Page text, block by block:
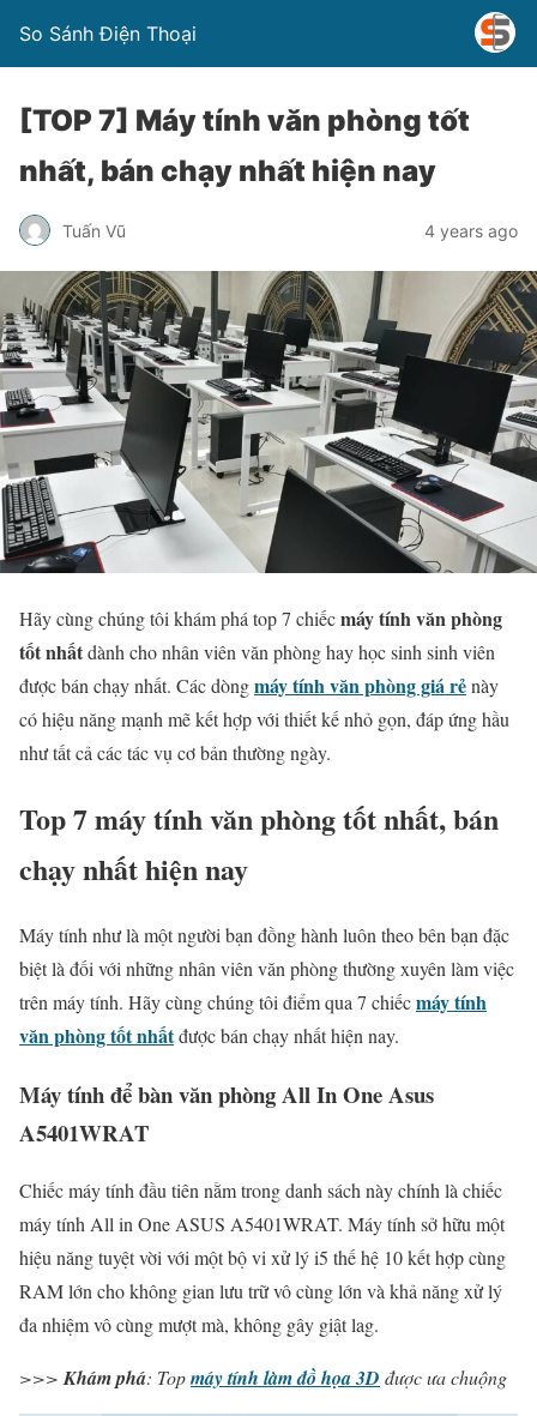
So Sánh Điện Thoại
[TOP 7] Máy tính văn phòng tốt
nhất, bán chạy nhất hiện nay
Tuấn Vũ 4 years ago
Hãy cùng chúng tôi khám phá top 7 chiếcmáy tính văn phòng
tốt nhấtdành cho nhân viên văn phòng hay học sinh sinh viên
được bán chạy nhất. Các dòngmáy tính văn phòng giá rẻnày
có hiệu năng mạnh mẽ kết hợp với thiết kế nhỏ gọn, đáp ứng hầu
như tất cả các tác vụ cơ bản thường ngày.
Top 7 máy tính văn phòng tốt nhất, bán
chạy nhất hiện nay
Máy tính như là một người bạn đồng hành luôn theo bên bạn đặc
biệt là đối với những nhân viên văn phòng thường xuyên làm việc
trên máy tính. Hãy cùng chúng tôi điểm qua 7 chiếcmáy tính
văn phòng tốt nhấtđược bán chạy nhất hiện nay.
Máy tính để bàn văn phòng All In One Asus
A5401WRAT
Chiếc máy tính đầu tiên nằm trong danh sách này chính là chiếc
máy tính All in One ASUS A5401WRAT. Máy tính sở hữu một
hiệu năng tuyệt vời với một bộ vi xử lý i5 thế hệ 10 kết hợp cùng
RAM lớn cho không gian lưu trữ vô cùng lớn và khả năng xử lý
đa nhiệm vô cùng mượt mà, không gây giật lag.
>>>Khám phá: Topmáy tính làm đồ họa 3D được ưa chuộng